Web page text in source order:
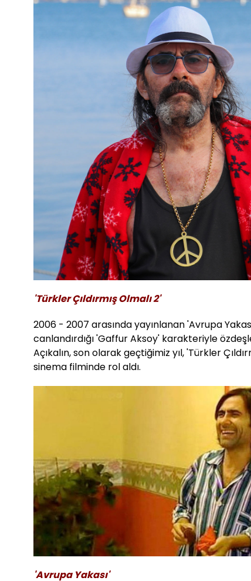
'Türkler Çıldırmış Olmalı 2'
2006 - 2007 arasında yayınlanan 'Avrupa
canlandırdığı 'Gaffur Aksoy' karakteriyle
Açıkalın, son olarak geçtiğimiz yıl, 'Türkler
sinema filminde rol aldı.
'Avrupa Yakası'